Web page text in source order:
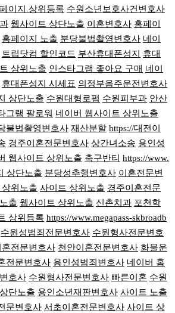
이지 상위등록 수원소년보호사건변호사
웹사이트 상단노출 이혼변호사 홈페이
홈페이지 노출 분당불법촬영변호사 네이
트립닷컴 할인코드 부산휴대폰성지
휴대
상위노출 인스타그램 좋아요 구매 네이
휴대폰성지 시세표 의정부음주운전변호사
상단노출 수원대형로펌 수원피부과 안산
그램 팔로워 네이버 웹사이트 상위노출
불법촬영변호사 재산분할 https://대전이
경주이혼전문변호사 상간녀소송 용인성
웹사이트 상위노출 축구반티 https://www.
상단노출 분당성추행변호사 이혼전문변
위노출 사이트 상위노출 경주이혼전문
출 웹사이트 상위노출 신촌치과 포천학
상위등록 https://www.megapass-skbroadb
수원성범죄전문변호사 수원형사전문변호
전문변호사 천안이혼전문변호사 화물운
전문변호사 용인성범죄변호사 네이버 홈
호사 수원형사전문변호사 빠른이혼 수원
단노출 용인소년재판변호사 사이트 노출
문변호사 서초이혼전문변호사 사이트 상